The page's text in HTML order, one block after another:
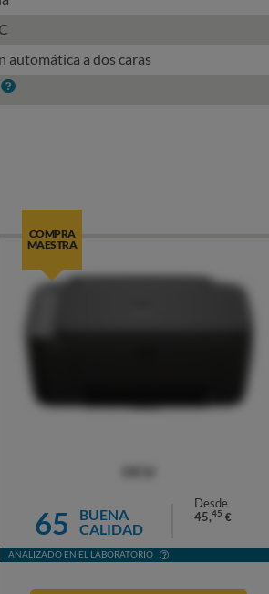
automática a dos caras
Info
COMPRA
MAESTRA
65
BUENA
CALIDAD
Desde
45,45 €
ANALIZADO EN EL LABORATORIO